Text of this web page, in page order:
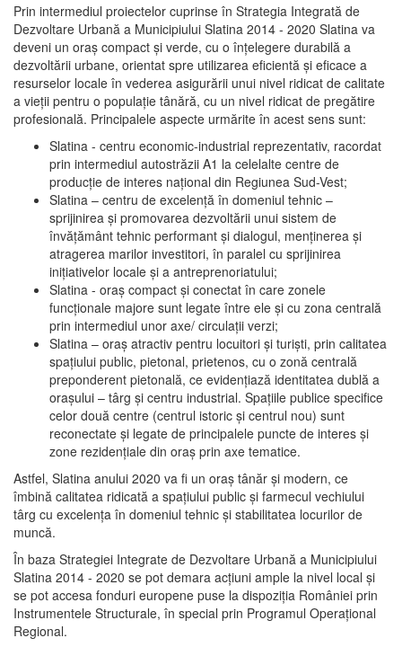
Prin intermediul proiectelor cuprinse în Strategia Integrată de
Dezvoltare Urbană a Municipiului Slatina 2014 - 2020 Slatina va
deveni un oraş compact şi verde, cu o înţelegere durabilă a
dezvoltării urbane, orientat spre utilizarea eficientă şi eficace a
resurselor locale în vederea asigurării unui nivel ridicat de calitate
a vieţii pentru o populaţie tânără, cu un nivel ridicat de pregătire
profesională. Principalele aspecte urmărite în acest sens sunt:
Slatina - centru economic-industrial reprezentativ, racordat
prin intermediul autostrăzii A1 la celelalte centre de
producţie de interes naţional din Regiunea Sud-Vest;
Slatina – centru de excelenţă în domeniul tehnic –
sprijinirea şi promovarea dezvoltării unui sistem de
învăţământ tehnic performant şi dialogul, menţinerea şi
atragerea marilor investitori, în paralel cu sprijinirea
iniţiativelor locale şi a antreprenoriatului;
Slatina - oraş compact şi conectat în care zonele
funcţionale majore sunt legate între ele şi cu zona centrală
prin intermediul unor axe/ circulații verzi;
Slatina – oraş atractiv pentru locuitori şi turişti, prin calitatea
spaţiului public, pietonal, prietenos, cu o zonă centrală
preponderent pietonală, ce evidenţiază identitatea dublă a
oraşului – târg şi centru industrial. Spaţiile publice specifice
celor două centre (centrul istoric şi centrul nou) sunt
reconectate şi legate de principalele puncte de interes şi
zone rezidenţiale din oraş prin axe tematice.
Astfel, Slatina anului 2020 va fi un oraş tânăr şi modern, ce
îmbină calitatea ridicată a spaţiului public şi farmecul vechiului
târg cu excelenţa în domeniul tehnic şi stabilitatea locurilor de
muncă.
În baza Strategiei Integrate de Dezvoltare Urbană a Municipiului
Slatina 2014 - 2020 se pot demara acţiuni ample la nivel local şi
se pot accesa fonduri europene puse la dispoziţia României prin
Instrumentele Structurale, în special prin Programul Operațional
Regional.